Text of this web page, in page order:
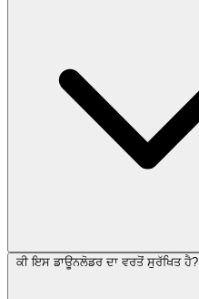
ਕੀ ਇਸ ਡਾਊਨਲੋਡਰ ਦਾ ਵਰਤੋਂ ਸੁਰੱਖਿਤ ਹੈ?